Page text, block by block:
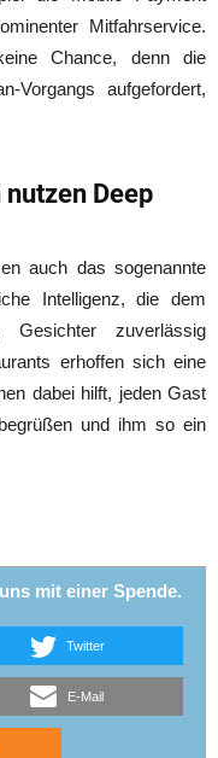
Mitfahrservice.
Chance, denn die
Vorgangs aufgefordert,
Deep
auch das sogenannte
Intelligenz, die dem
zuverlässig
erhoffen sich eine
dabei hilft, jeden Gast
und ihm so ein
mit einer Spende.
Twitter
E-Mail